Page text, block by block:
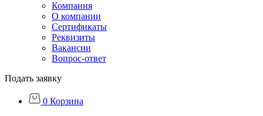
Компания
О компании
Сертификаты
Реквизиты
Вакансии
Вопрос-ответ
Подать заявку
0 Корзина